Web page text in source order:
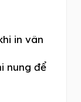
in vân
nung để